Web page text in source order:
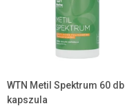
WTN Metil Spektrum 60 db
kapszula